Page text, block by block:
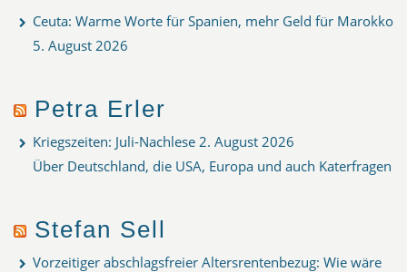
Ceuta: Warme Worte für Spanien, mehr Geld für Marokko
5. August 2026
Petra Erler
Kriegszeiten: Juli-Nachlese 2. August 2026
Über Deutschland, die USA, Europa und auch Katerfragen
Stefan Sell
Vorzeitiger abschlagsfreier Altersrentenbezug: Wie wäre